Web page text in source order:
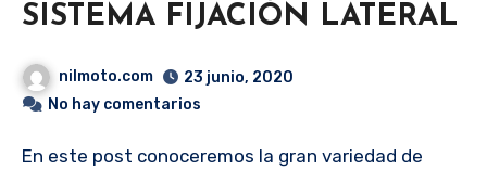
SISTEMA FIJACIÓN LATERAL
nilmoto.com
23 junio, 2020
No hay comentarios
En este post conoceremos la gran variedad de